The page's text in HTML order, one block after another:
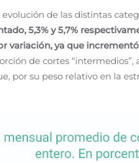
de las distintas
5,3% y 5,7%
variación, ya que incrementó
de cortes
por su peso relativo en la